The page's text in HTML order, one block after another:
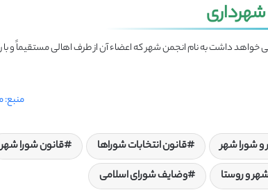
خواهد داشت به نام انجمن شهر که اعضاء آن از طرف اهالی مستقیماً و
شورا شهر قانون انتخابات شوراها
قانون شورا شهر
و روستا
وضایف شورای اسلامی